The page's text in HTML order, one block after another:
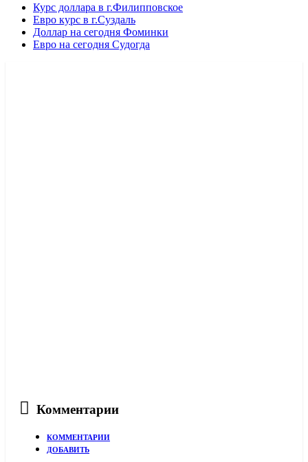
Курс доллара в г.Филипповское
Евро курс в г.Суздаль
Доллар на сегодня Фоминки
Евро на сегодня Судогда
Комментарии
КОММЕНТАРИИ
ДОБАВИТЬ